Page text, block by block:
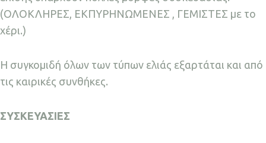
(ΟΛΟΚΛΗΡΕΣ, ΕΚΠΥΡΗΝΩΜΕΝΕΣ , ΓΕΜΙΣΤΕΣ με το
χέρι.)
Η συγκομιδή όλων των τύπων ελιάς εξαρτάται και από
τις καιρικές συνθήκες.
ΣΥΣΚΕΥΑΣΙΕΣ